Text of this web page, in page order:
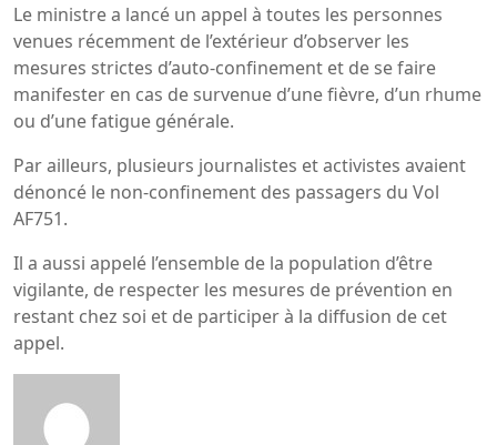
Le ministre a lancé un appel à toutes les personnes
venues récemment de l’extérieur d’observer les
mesures strictes d’auto-confinement et de se faire
manifester en cas de survenue d’une fièvre, d’un rhume
ou d’une fatigue générale.
Par ailleurs, plusieurs journalistes et activistes avaient
dénoncé le non-confinement des passagers du Vol
AF751.
Il a aussi appelé l’ensemble de la population d’être
vigilante, de respecter les mesures de prévention en
restant chez soi et de participer à la diffusion de cet
appel.